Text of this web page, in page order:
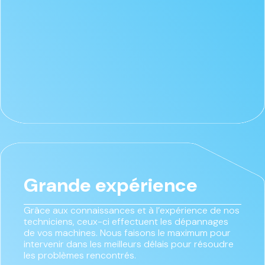
Grande expérience
Grâce aux connaissances et à l’expérience de nos
techniciens, ceux-ci effectuent les dépannages
de vos machines. Nous faisons le maximum pour
intervenir dans les meilleurs délais pour résoudre
les problèmes rencontrés.